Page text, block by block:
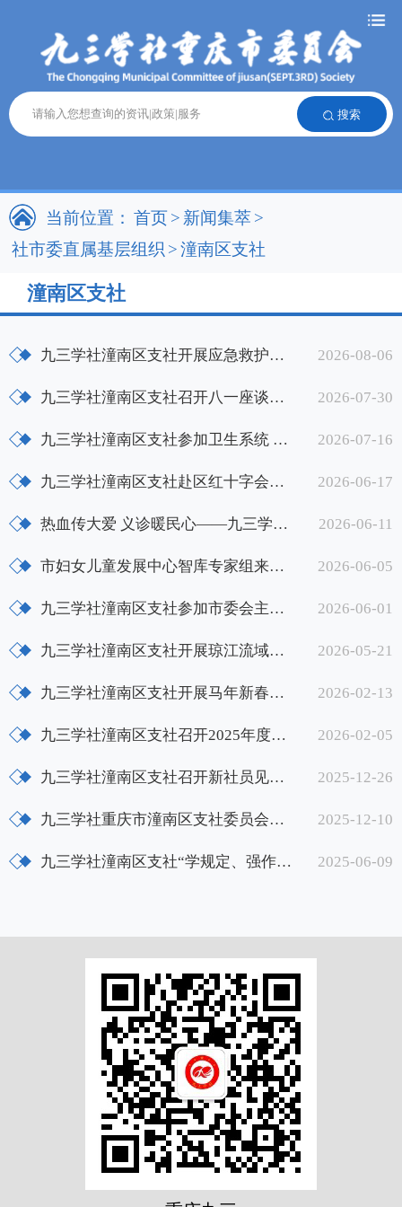
搜索
当前位置： 首页> 新闻集萃>
社市委直属基层组织 >潼南区支社
潼南区支社
九三学社潼南区支社开展应急救护培训 提升社员自救互救能力 2026-08-06
九三学社潼南区支社召开八一座谈会——老兵忆军旅岁月传红色精神 2026-07-30
九三学社潼南区支社参加卫生系统 党外人士“双走访”座谈会 2026-07-16
九三学社潼南区支社赴区红十字会开展专题调研 2026-06-17
热血传大爱 义诊暖民心——九三学社潼南 区支社助力世界献血者日活动 2026-06-11
市妇女儿童发展中心智库专家组来潼开展专题调研 2026-06-05
九三学社潼南区支社参加市委会主题教育辅导会并部署履职工作 2026-06-01
九三学社潼南区支社开展琼江流域水环境保护调研 2026-05-21
九三学社潼南区支社开展马年新春走访慰问退休社员活动 2026-02-13
九三学社潼南区支社召开2025年度工作总结大会暨新春联欢会 2026-02-05
九三学社潼南区支社召开新社员见面暨青年骨干社员座谈会 2025-12-26
九三学社重庆市潼南区支社委员会完成届中调整 2025-12-10
九三学社潼南区支社“学规定、强作风、树形象”主体教育动员部署会召开 2025-06-09